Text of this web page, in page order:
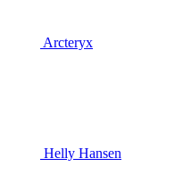
Arcteryx
Helly Hansen